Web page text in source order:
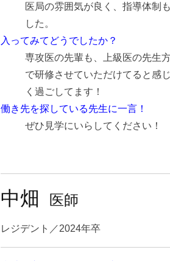
医局の雰囲気が良く、指導体制
した。
入ってみてどうでしたか？
専攻医の先輩も、上級医の先生
で研修させていただけてると感
く過ごしてます！
働き先を探している先生に一言！
ぜひ見学にいらしてください！
中畑 医師
レジデント／2024年卒